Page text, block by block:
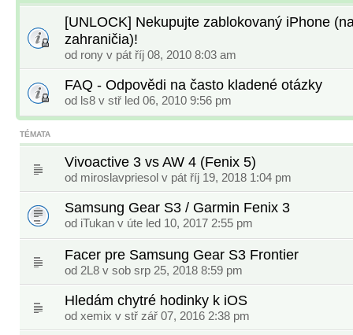
[UNLOCK] Nekupujte zablokovaný iPhone
zahraničia)!
od rony v pát říj 08, 2010 8:03 am
FAQ - Odpovědi na často kladené otázky
od ls8 v stř led 06, 2010 9:56 pm
TÉMATA
Vivoactive 3 vs AW 4 (Fenix 5)
od miroslavpriesol v pát říj 19, 2018 1:04 pm
Samsung Gear S3 / Garmin Fenix 3
od iTukan v úte led 10, 2017 2:55 pm
Facer pre Samsung Gear S3 Frontier
od 2L8 v sob srp 25, 2018 8:59 pm
Hledám chytré hodinky k iOS
od xemix v stř zář 07, 2016 2:38 pm